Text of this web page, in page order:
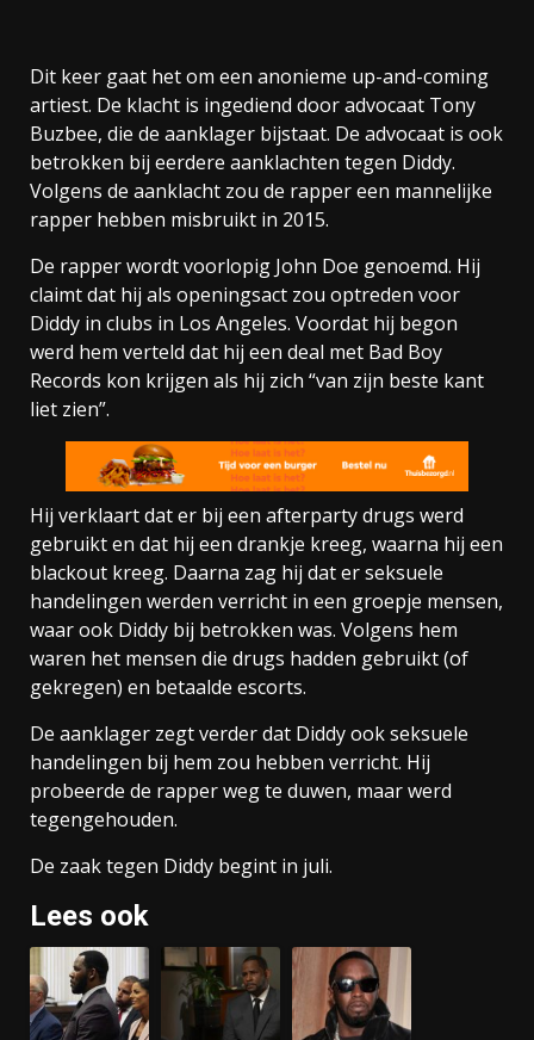
Dit keer gaat het om een anonieme up-and-coming
artiest. De klacht is ingediend door advocaat Tony
Buzbee, die de aanklager bijstaat. De advocaat is ook
betrokken bij eerdere aanklachten tegen Diddy.
Volgens de aanklacht zou de rapper een mannelijke
rapper hebben misbruikt in 2015.
De rapper wordt voorlopig John Doe genoemd. Hij
claimt dat hij als openingsact zou optreden voor
Diddy in clubs in Los Angeles. Voordat hij begon
werd hem verteld dat hij een deal met Bad Boy
Records kon krijgen als hij zich “van zijn beste kant
liet zien”.
Hij verklaart dat er bij een afterparty drugs werd
gebruikt en dat hij een drankje kreeg, waarna hij een
blackout kreeg. Daarna zag hij dat er seksuele
handelingen werden verricht in een groepje mensen,
waar ook Diddy bij betrokken was. Volgens hem
waren het mensen die drugs hadden gebruikt (of
gekregen) en betaalde escorts.
De aanklager zegt verder dat Diddy ook seksuele
handelingen bij hem zou hebben verricht. Hij
probeerde de rapper weg te duwen, maar werd
tegengehouden.
De zaak tegen Diddy begint in juli.
Lees ook